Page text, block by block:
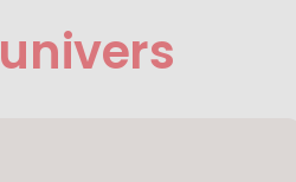
univers